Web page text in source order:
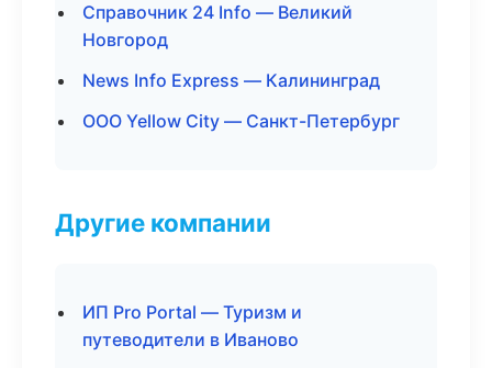
Справочник 24 Info — Великий
Новгород
News Info Express — Калининград
ООО Yellow City — Санкт-Петербург
Другие компании
ИП Pro Portal — Туризм и
путеводители в Иваново